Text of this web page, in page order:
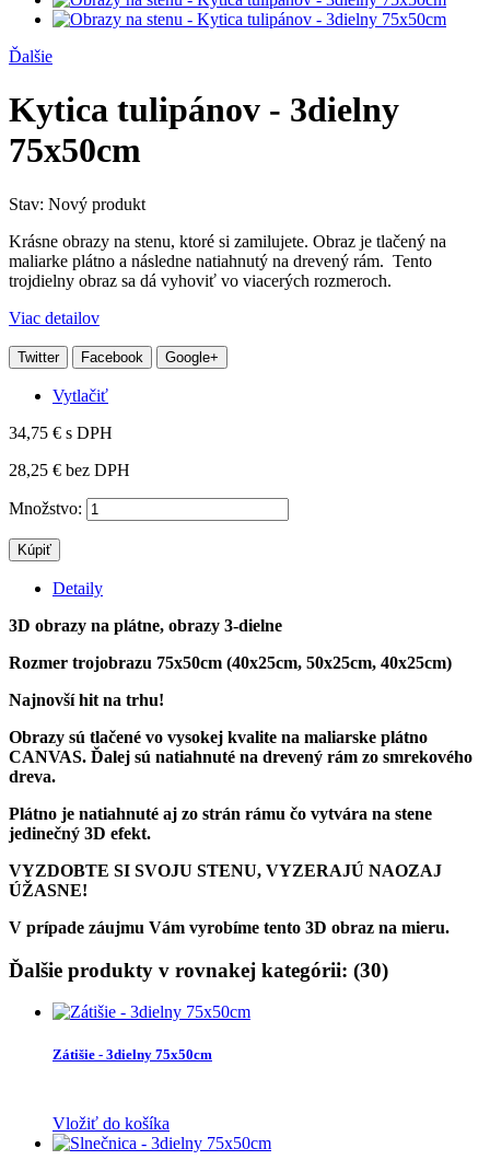
Ďalšie
Kytica tulipánov - 3dielny
75x50cm
Stav: Nový produkt
Krásne obrazy na stenu, ktoré si zamilujete. Obraz je tlačený na
maliarke plátno a následne natiahnutý na drevený rám. Tento
trojdielny obraz sa dá vyhoviť vo viacerých rozmeroch.
Viac detailov
Twitter Facebook Google+
Vytlačiť
34,75 € s DPH
28,25 € bez DPH
Množstvo:
Kúpiť
Detaily
3D obrazy na plátne, obrazy 3-dielne
Rozmer trojobrazu 75x50cm (40x25cm, 50x25cm, 40x25cm)
Najnovší hit na trhu!
Obrazy sú tlačené vo vysokej kvalite na maliarske plátno
CANVAS. Ďalej sú natiahnuté na drevený rám zo smrekového
dreva.
Plátno je natiahnuté aj zo strán rámu čo vytvára na stene
jedinečný 3D efekt.
VYZDOBTE SI SVOJU STENU, VYZERAJÚ NAOZAJ
ÚŽASNE!
V prípade záujmu Vám vyrobíme tento 3D obraz na mieru.
Ďalšie produkty v rovnakej kategórii: (30)
Zátišie - 3dielny 75x50cm
Vložiť do košíka